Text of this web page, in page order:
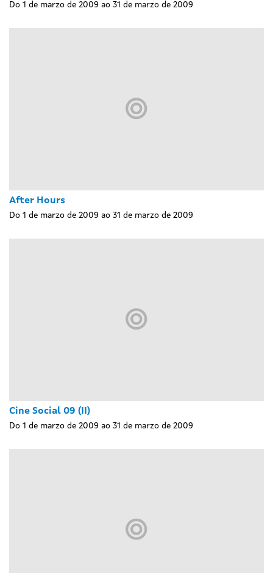
Do 1 de marzo de 2009 ao 31 de marzo de 2009
After Hours
Do 1 de marzo de 2009 ao 31 de marzo de 2009
Cine Social 09 (II)
Do 1 de marzo de 2009 ao 31 de marzo de 2009